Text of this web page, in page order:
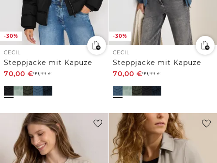
-30%
CECIL
Steppjacke mit Kapuze
70,00 €99,99€
-30%
CECIL
Steppjacke mit Kapuze
70,00 €99,99€